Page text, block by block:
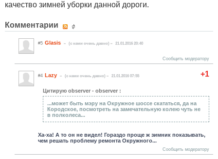
качество зимней уборки данной дороги.
Комментарии
#5 Glasis (c нами очень давно) 21.01.2016 20:40
Сообщить модератору
+1
#4 Lazy (c нами очень давно) 21.01.2016 07:55
Цитирую observer - observer :
...может быть мэру на Окружное шоссе скататься, да на
Кородское, посмотреть на замечательную колею чуть не
в полколеса...
Ха-ха! А то он не видел! Гораздо проще ж зимник показывать,
чем решать проблему ремонта Окружного...
Сообщить модератору